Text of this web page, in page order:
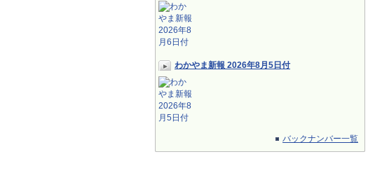
わかやま新報 2026年8月5日付
バックナンバー一覧